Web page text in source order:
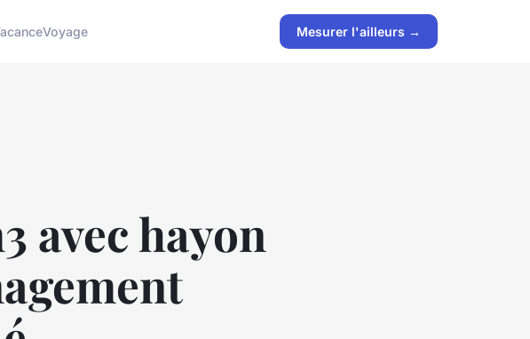
Voyage Mesurer l'ailleurs →
avec hayon